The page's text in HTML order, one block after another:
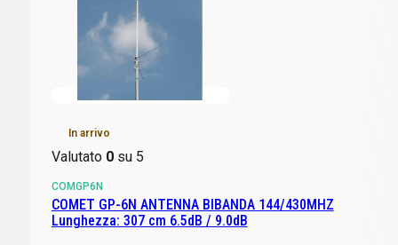
In arrivo
Valutato 0su 5
COMGP6N
COMET GP-6N ANTENNA BIBANDA 144/430MHZ
Lunghezza: 307 cm 6.5dB / 9.0dB